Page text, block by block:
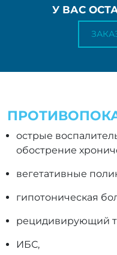
У ВАС
острые
обострение
вегетативные
гипотоническая
рецидивирующий
ИБС,